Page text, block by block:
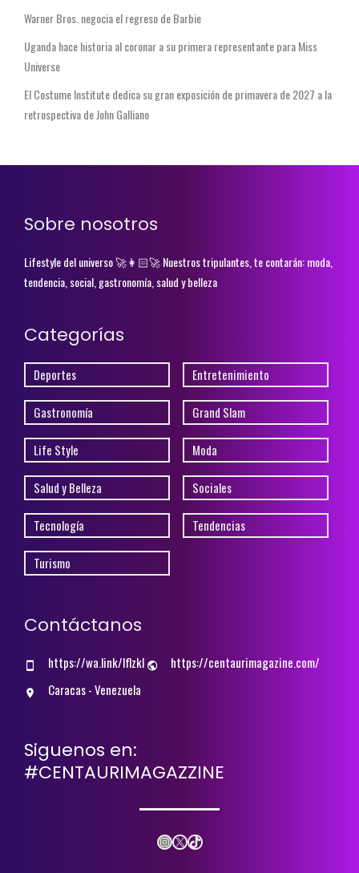
Warner Bros. negocia el regreso de Barbie
Uganda hace historia al coronar a su primera representante para Miss
Universe
El Costume Institute dedica su gran exposición de primavera de 2027 a la
retrospectiva de John Galliano
Sobre nosotros
Lifestyle del universo 🚀👩🏻‍🚀 Nuestros tripulantes, te contarán: moda,
tendencia, social, gastronomía, salud y belleza
Categorías
Deportes Entretenimiento
Gastronomía Grand Slam
Life Style Moda
Salud y Belleza Sociales
Tecnología Tendencias
Turismo
Contáctanos
https://wa.link/lflzkl
https://centaurimagazine.com/
Caracas - Venezuela
Siguenos en:
#CENTAURIMAGAZZINE